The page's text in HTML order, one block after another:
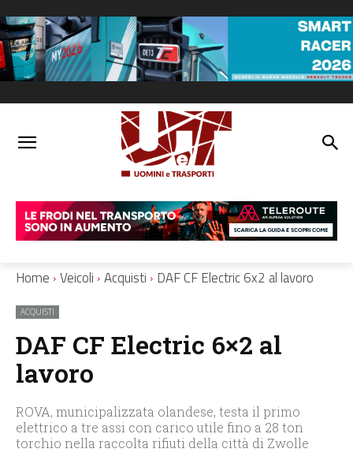
Home Veicoli Acquisti DAF CF Electric 6x2 al lavoro
ACQUISTI
DAF CF Electric 6×2 al
lavoro
ROVA, municipalizzata olandese, testa il primo
elettrico a tre assi con carico utile fino a 28 ton
torchio nella raccolta rifiuti della città di Zwolle